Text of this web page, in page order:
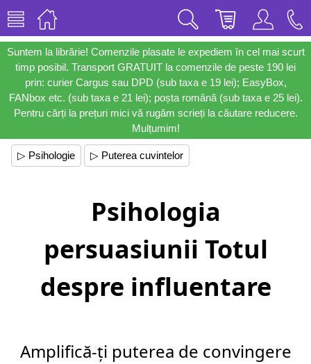
Suntem la librărie! Comenzile plasate le expediem în cel mai scurt
timp posibil. Transport GRATUIT la comenzile de peste 190 lei
prin: curier Cargus sau DPD (sub taxa e 19 lei); EasyBox,
FANbox etc. (sub taxa e 21 lei); poșta română (sub taxa e 25 lei).
Pentru cărți la prețuri mici vă rugăm scrieți la căutare reducere.
Mulțumim!
▷ Psihologie ▷ Puterea cuvintelor
Psihologia
persuasiunii Totul
despre influentare
Amplifică-ți puterea de convingere